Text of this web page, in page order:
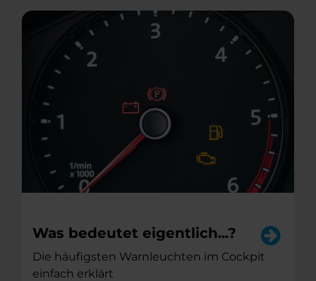
Was bedeutet eigentlich...?
Die häufigsten Warnleuchten im Cockpit
einfach erklärt